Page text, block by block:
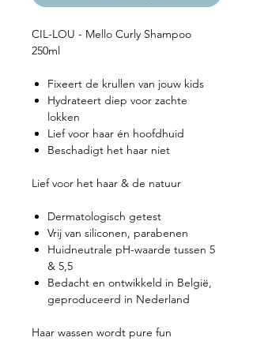
CIL-LOU - Mello Curly Shampoo
250ml
Fixeert de krullen van jouw kids
Hydrateert diep voor zachte
lokken
Lief voor haar én hoofdhuid
Beschadigt het haar niet
Lief voor het haar & de natuur
Dermatologisch getest
Vrij van siliconen, parabenen
Huidneutrale pH-waarde tussen 5
& 5,5
Bedacht en ontwikkeld in België,
geproduceerd in Nederland
Haar wassen wordt pure fun